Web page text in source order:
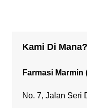
Kami Di Mana?
Farmasi Marmin
No. 7, Jalan Seri